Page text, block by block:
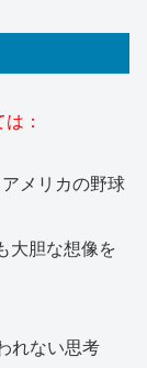
：
メリカの野球
大胆な想像を
れない思考